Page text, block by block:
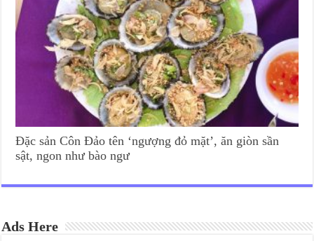
Đặc sản Côn Đảo tên ‘ngượng đỏ mặt’, ăn giòn sần
sật, ngon như bào ngư
Ads Here